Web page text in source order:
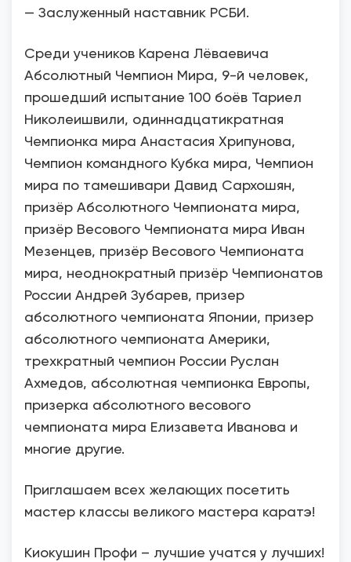
— Заслуженный наставник РСБИ.
Среди учеников Карена Лёваевича
Абсолютный Чемпион Мира, 9-й человек,
прошедший испытание 100 боёв Тариел
Николеишвили, одиннадцатикратная
Чемпионка мира Анастасия Хрипунова,
Чемпион командного Кубка мира, Чемпион
мира по тамешивари Давид Сархошян,
призёр Абсолютного Чемпионата мира,
призёр Весового Чемпионата мира Иван
Мезенцев, призёр Весового Чемпионата
мира, неоднократный призёр Чемпионатов
России Андрей Зубарев, призер
абсолютного чемпионата Японии, призер
абсолютного чемпионата Америки,
трехкратный чемпион России Руслан
Ахмедов, абсолютная чемпионка Европы,
призерка абсолютного весового
чемпионата мира Елизавета Иванова и
многие другие.
Приглашаем всех желающих посетить
мастер классы великого мастера каратэ!
Киокушин Профи – лучшие учатся у лучших!